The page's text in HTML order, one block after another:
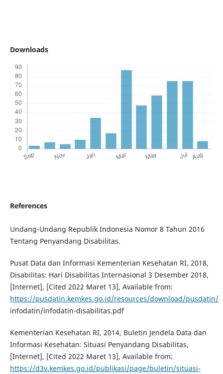
Downloads
References
Undang-Undang Republik Indonesia Nomor 8 Tahun 2016
Tentang Penyandang Disabilitas.
Pusat Data dan Informasi Kementerian Kesehatan RI, 2018,
Disabilitas: Hari Disabilitas Internasional 3 Desember 2018,
[Internet], [Cited 2022 Maret 13], Available from:
https://pusdatin.kemkes.go.id/resources/download/pusdatin/
infodatin/infodatin-disabilitas.pdf
Kementerian Kesehatan RI, 2014, Buletin Jendela Data dan
Informasi Kesehatan: Situasi Penyandang Disabilitas,
[Internet], [Cited 2022 Maret 13], Available from:
https://d3v.kemkes.go.id/publikasi/page/buletin/situasi-